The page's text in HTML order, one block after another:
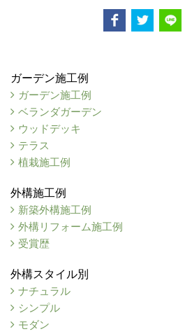
ガーデン施工例
ガーデン施工例
ベランダガーデン
ウッドデッキ
テラス
植栽施工例
外構施工例
新築外構施工例
外構リフォーム施工例
受賞歴
外構スタイル別
ナチュラル
シンプル
モダン